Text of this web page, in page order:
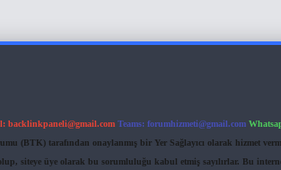
backlinkpaneli@gmail.com Teams: forumhizmeti@gmail.com
(BTK) tarafından onaylanmış bir Yer Sağlayıcı olarak hizmet
siteye üye olarak bu sorumluluğu kabul etmiş sayılırlar. Bu